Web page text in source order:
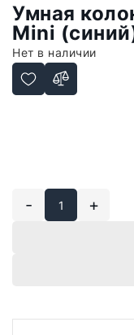
Умная
Mini
Нет в наличии
- +